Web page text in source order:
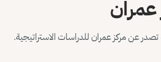
عن مركز عمران للدراسات الاستراتيجية.